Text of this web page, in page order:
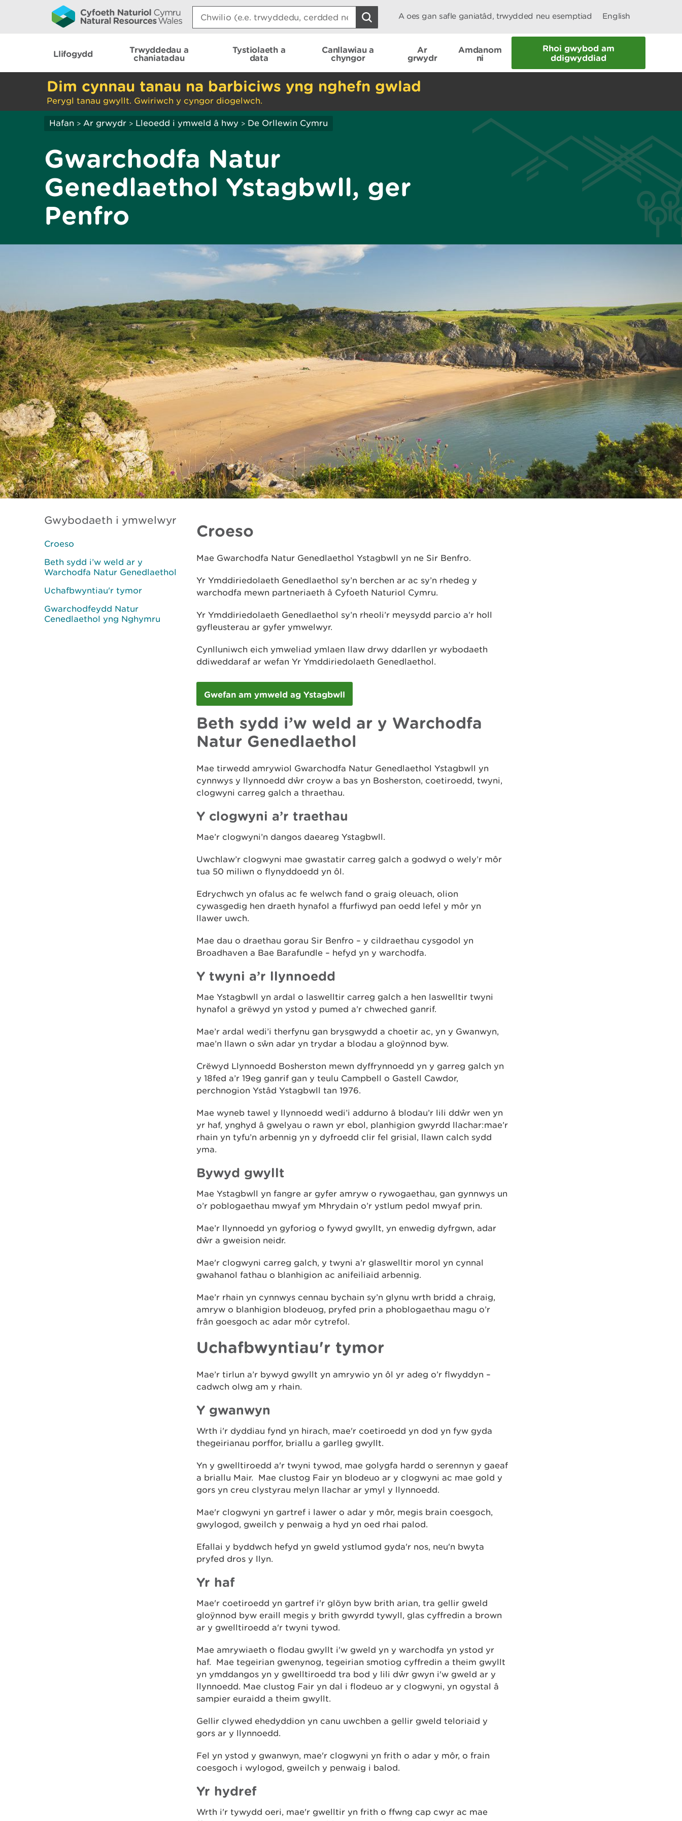
Search:
A oes gan safle ganiatâd, trwydded neu esemptiad English
Llifogydd
Trwyddedau a
chaniatadau
Tystiolaeth a
data
Canllawiau a
chyngor
Ar
grwydr
Amdanom
ni
Rhoi gwybod am
ddigwyddiad
Dim cynnau tanau na barbiciws yng nghefn gwlad
Perygl tanau gwyllt. Gwiriwch y cyngor diogelwch.
Hafan > Ar grwydr > Lleoedd i ymweld â hwy > De Orllewin Cymru
Gwarchodfa Natur
Genedlaethol Ystagbwll, ger
Penfro
Gwybodaeth i ymwelwyr
Croeso
Beth sydd i’w weld ar y
Warchodfa Natur Genedlaethol
Uchafbwyntiau'r tymor
Gwarchodfeydd Natur
Cenedlaethol yng Nghymru
Croeso
Mae Gwarchodfa Natur Genedlaethol Ystagbwll yn ne Sir Benfro.
Yr Ymddiriedolaeth Genedlaethol sy’n berchen ar ac sy’n rhedeg y
warchodfa mewn partneriaeth â Cyfoeth Naturiol Cymru.
Yr Ymddiriedolaeth Genedlaethol sy’n rheoli’r meysydd parcio a’r holl
gyfleusterau ar gyfer ymwelwyr.
Cynlluniwch eich ymweliad ymlaen llaw drwy ddarllen yr wybodaeth
ddiweddaraf ar wefan Yr Ymddiriedolaeth Genedlaethol.
Gwefan am ymweld ag Ystagbwll
Beth sydd i’w weld ar y Warchodfa
Natur Genedlaethol
Mae tirwedd amrywiol Gwarchodfa Natur Genedlaethol Ystagbwll yn
cynnwys y llynnoedd dŵr croyw a bas yn Bosherston, coetiroedd, twyni,
clogwyni carreg galch a thraethau.
Y clogwyni a’r traethau
Mae’r clogwyni’n dangos daeareg Ystagbwll.
Uwchlaw’r clogwyni mae gwastatir carreg galch a godwyd o wely’r môr
tua 50 miliwn o flynyddoedd yn ôl.
Edrychwch yn ofalus ac fe welwch fand o graig oleuach, olion
cywasgedig hen draeth hynafol a ffurfiwyd pan oedd lefel y môr yn
llawer uwch.
Mae dau o draethau gorau Sir Benfro – y cildraethau cysgodol yn
Broadhaven a Bae Barafundle – hefyd yn y warchodfa.
Y twyni a’r llynnoedd
Mae Ystagbwll yn ardal o laswelltir carreg galch a hen laswelltir twyni
hynafol a grëwyd yn ystod y pumed a’r chweched ganrif.
Mae’r ardal wedi’i therfynu gan brysgwydd a choetir ac, yn y Gwanwyn,
mae’n llawn o sŵn adar yn trydar a blodau a gloÿnnod byw.
Crëwyd Llynnoedd Bosherston mewn dyffrynnoedd yn y garreg galch yn
y 18fed a’r 19eg ganrif gan y teulu Campbell o Gastell Cawdor,
perchnogion Ystâd Ystagbwll tan 1976.
Mae wyneb tawel y llynnoedd wedi’i addurno â blodau’r lili ddŵr wen yn
yr haf, ynghyd â gwelyau o rawn yr ebol, planhigion gwyrdd llachar:mae’r
rhain yn tyfu’n arbennig yn y dyfroedd clir fel grisial, llawn calch sydd
yma.
Bywyd gwyllt
Mae Ystagbwll yn fangre ar gyfer amryw o rywogaethau, gan gynnwys un
o’r poblogaethau mwyaf ym Mhrydain o’r ystlum pedol mwyaf prin.
Mae’r llynnoedd yn gyforiog o fywyd gwyllt, yn enwedig dyfrgwn, adar
dŵr a gweision neidr.
Mae'r clogwyni carreg galch, y twyni a’r glaswelltir morol yn cynnal
gwahanol fathau o blanhigion ac anifeiliaid arbennig.
Mae’r rhain yn cynnwys cennau bychain sy’n glynu wrth bridd a chraig,
amryw o blanhigion blodeuog, pryfed prin a phoblogaethau magu o’r
frân goesgoch ac adar môr cytrefol.
Uchafbwyntiau'r tymor
Mae’r tirlun a’r bywyd gwyllt yn amrywio yn ôl yr adeg o’r flwyddyn –
cadwch olwg am y rhain.
Y gwanwyn
Wrth i'r dyddiau fynd yn hirach, mae'r coetiroedd yn dod yn fyw gyda
thegeirianau porffor, briallu a garlleg gwyllt.
Yn y gwelltiroedd a'r twyni tywod, mae golygfa hardd o serennyn y gaeaf
a briallu Mair. Mae clustog Fair yn blodeuo ar y clogwyni ac mae gold y
gors yn creu clystyrau melyn llachar ar ymyl y llynnoedd.
Mae'r clogwyni yn gartref i lawer o adar y môr, megis brain coesgoch,
gwylogod, gweilch y penwaig a hyd yn oed rhai palod.
Efallai y byddwch hefyd yn gweld ystlumod gyda'r nos, neu'n bwyta
pryfed dros y llyn.
Yr haf
Mae'r coetiroedd yn gartref i'r glöyn byw brith arian, tra gellir gweld
gloÿnnod byw eraill megis y brith gwyrdd tywyll, glas cyffredin a brown
ar y gwelltiroedd a'r twyni tywod.
Mae amrywiaeth o flodau gwyllt i'w gweld yn y warchodfa yn ystod yr
haf. Mae tegeirian gwenynog, tegeirian smotiog cyffredin a theim gwyllt
yn ymddangos yn y gwelltiroedd tra bod y lili dŵr gwyn i'w gweld ar y
llynnoedd. Mae clustog Fair yn dal i flodeuo ar y clogwyni, yn ogystal â
sampier euraidd a theim gwyllt.
Gellir clywed ehedyddion yn canu uwchben a gellir gweld teloriaid y
gors ar y llynnoedd.
Fel yn ystod y gwanwyn, mae'r clogwyni yn frith o adar y môr, o frain
coesgoch i wylogod, gweilch y penwaig i balod.
Yr hydref
Wrth i'r tywydd oeri, mae'r gwelltir yn frith o ffwng cap cwyr ac mae